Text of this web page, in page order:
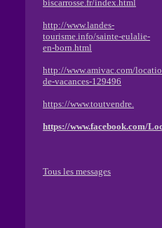
biscarrosse.fr/index.html
http://www.landes-
tourisme.info/sainte-eulalie-
en-born.html
http://www.amivac.com/
de-vacances-129496
https://www.toutvendre.
https://www.facebook.com/
Tous les messages